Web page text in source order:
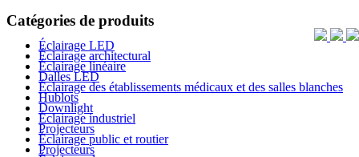
Catégories de produits
Éclairage LED
Éclairage architectural
Éclairage linéaire
Dalles LED
Éclairage des établissements médicaux et des salles blanches
Hublots
Downlight
Éclairage industriel
Projecteurs
Éclairage public et routier
Projecteurs